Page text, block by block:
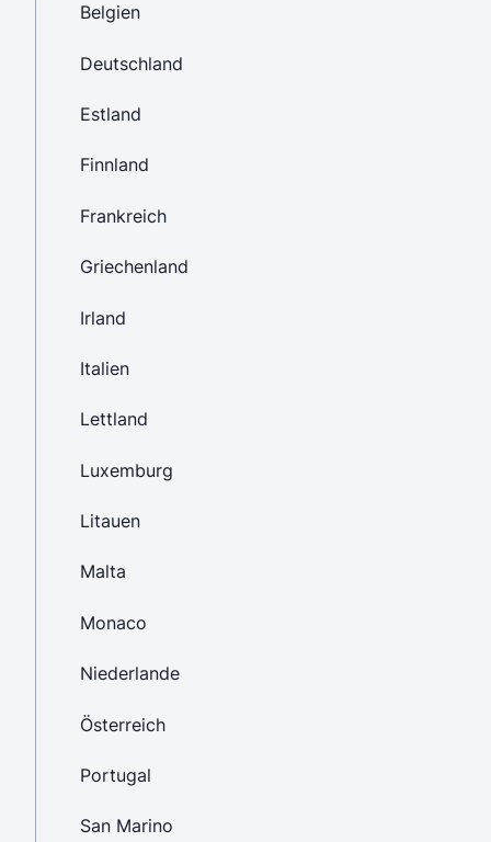
Belgien
Deutschland
Estland
Finnland
Frankreich
Griechenland
Irland
Italien
Lettland
Luxemburg
Litauen
Malta
Monaco
Niederlande
Österreich
Portugal
San Marino